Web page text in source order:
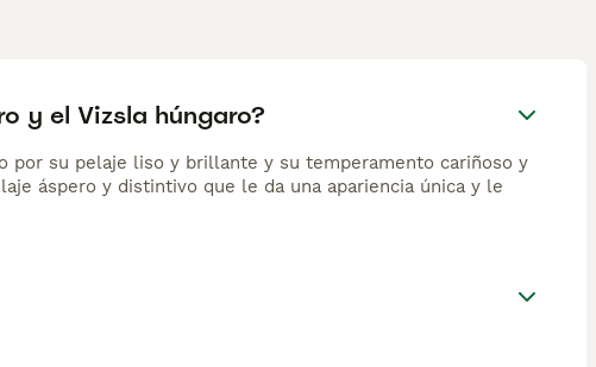
y el Vizsla húngaro?
por su pelaje liso y brillante y su temperamento cariñoso y
áspero y distintivo que le da una apariencia única y le